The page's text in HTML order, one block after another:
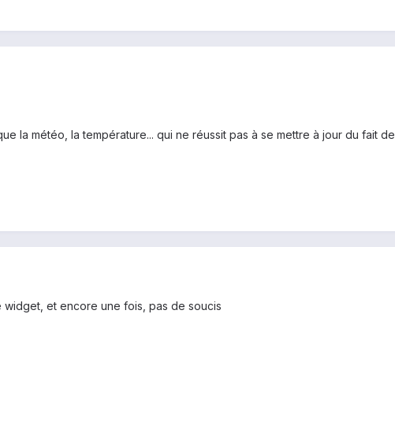
la météo, la température... qui ne réussit pas à se mettre à jour du fait
et encore une fois, pas de soucis